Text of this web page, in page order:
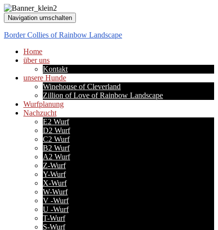
Navigation umschalten
Border Collies of Rainbow Landscape
Home
über uns
Kontakt
unsere Hunde
Winehouse of Cleverland
Zillion of Love of Rainbow Landscape
Wurfplanung
Nachzucht
E2 Wurf
D2 Wurf
C2 Wurf
B2 Wurf
A2 Wurf
Z-Wurf
Y-Wurf
X-Wurf
W-Wurf
V -Wurf
U -Wurf
T-Wurf
S-Wurf